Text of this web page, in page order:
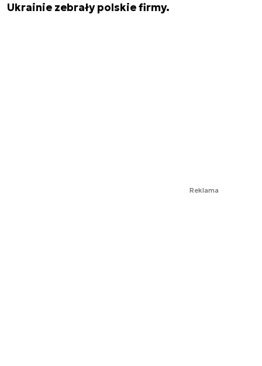
Ukrainie zebrały polskie firmy.
Reklama